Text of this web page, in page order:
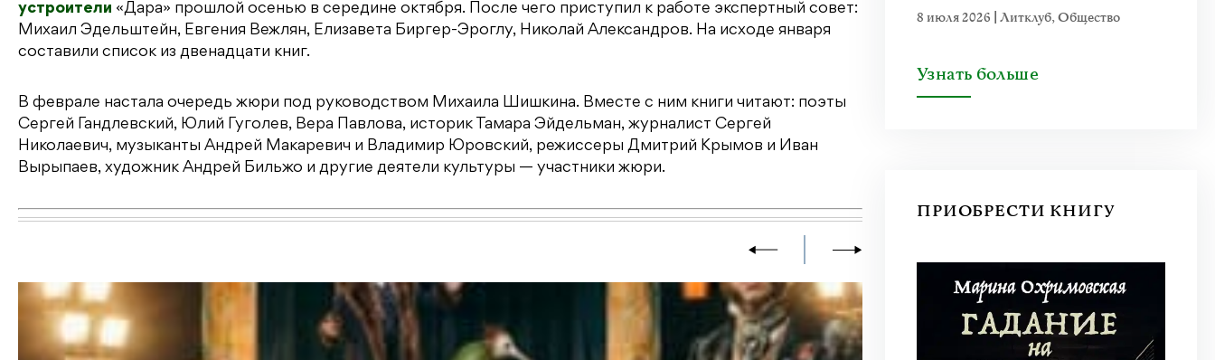
устроители «Дара» прошлой осенью в середине октября. После чего приступил к работе экспертный совет:
Михаил Эдельштейн, Евгения Вежлян, Елизавета Биргер-Эроглу, Николай Александров. На исходе января
составили список из двенадцати книг.
В феврале настала очередь жюри под руководством Михаила Шишкина. Вместе с ним книги читают: поэты
Сергей Гандлевский, Юлий Гуголев, Вера Павлова, историк Тамара Эйдельман, журналист Сергей
Николаевич, музыканты Андрей Макаревич и Владимир Юровский, режиссеры Дмитрий Крымов и Иван
Вырыпаев, художник Андрей Бильжо и другие деятели культуры — участники жюри.
8 июля 2026 Литклуб,Общество
Узнать больше
ПРИОБРЕСТИ КНИГУ